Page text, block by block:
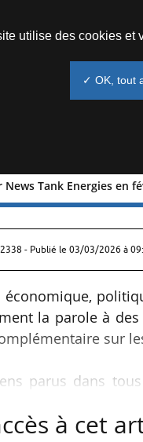
Tank Energies en
News
- Publié le 03/03/2026 à
économique,
la parole à
sur
parus dans
à cet
utilise des cookies et
✓ OK, tout